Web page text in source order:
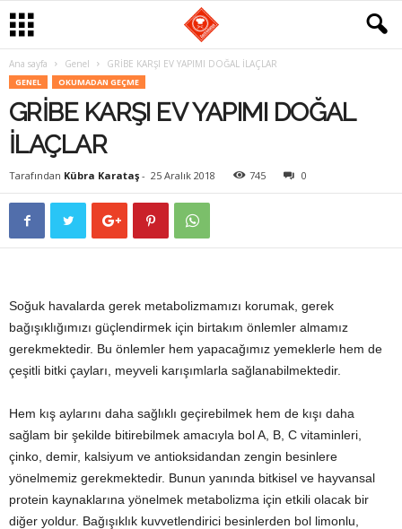
Ana sayfa Genel GRİBE KARŞI EV YAPIMI DOĞAL İLAÇLAR
GENEL OKUMADAN GEÇME
GRİBE KARŞI EV YAPIMI DOĞAL
İLAÇLAR
Tarafından Kübra Karataş - 25 Aralık 2018 745 0
Soğuk havalarda gerek metabolizmamızı korumak, gerek
bağışıklığımızı güçlendirmek için birtakım önlemler almamız
gerekmektedir. Bu önlemler hem yapacağımız yemeklerle hem de
çeşitli bitki çayları, meyveli karışımlarla sağlanabilmektedir.
Hem kış aylarını daha sağlıklı geçirebilmek hem de kışı daha
sağlam bir şekilde bitirebilmek amacıyla bol A, B, C vitaminleri,
çinko, demir, kalsiyum ve antioksidandan zengin besinlere
yönelmemiz gerekmektedir. Bunun yanında bitkisel ve hayvansal
protein kaynaklarına yönelmek metabolizma için etkili olacak bir
diğer yoldur. Bağışıklık kuvvetlendirici besinlerden bol limonlu,